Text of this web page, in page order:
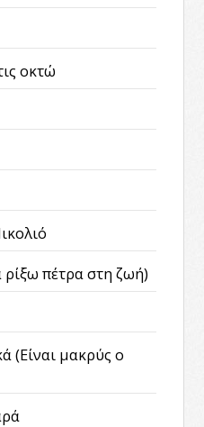
οκτώ
πέτρα στη ζωή)
(Είναι μακρύς ο